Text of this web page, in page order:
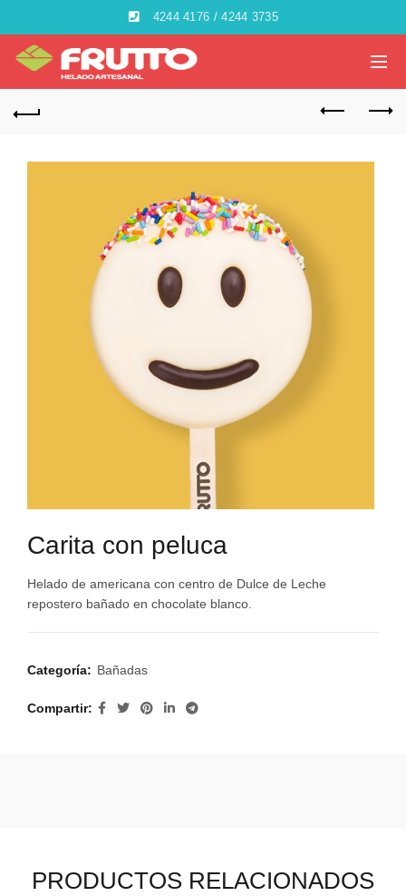
4244 4176 / 4244 3735
Carita con peluca
Helado de americana con centro de Dulce de Leche
repostero bañado en chocolate blanco.
Categoría: Bañadas
Compartir
PRODUCTOS RELACIONADOS